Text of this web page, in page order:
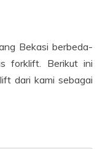
Bekasi berbeda-
forklift. Berikut ini
dari kami sebagai